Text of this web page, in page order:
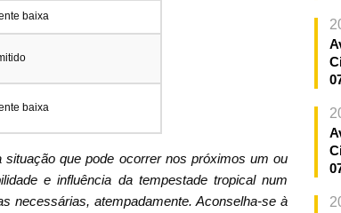
baixa
baixa
que pode ocorrer nos próximos um ou
e influência da tempestade tropical num
necessárias, atempadamente. Aconselha-se à